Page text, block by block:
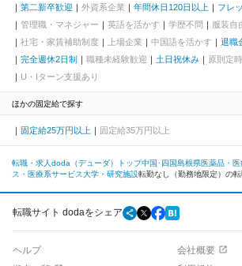
第二新卒歓迎 外資系企業 年間休日120日以上
フレ
管理職・マネジャー
英語を活かす 学歴不問 服装自
社宅・家賃補助制度
上場企業 中国語を活かす 退職
完全週休2日制
職種未経験歓迎 土日祝休み 原則定
U・Iターン支援あり
ほかの固定給で探す
固定給25万円以上 固定給35万円以上
転職・求人doda（デューダ）トップ中国･四国島根県医薬品・
ス・医療系サービス大学・研究施設転勤なし（勤務地限定）の
転職サイト dodaをシェア
ヘルプ
会社概要